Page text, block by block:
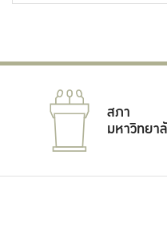
สภา
มหาวิทยา